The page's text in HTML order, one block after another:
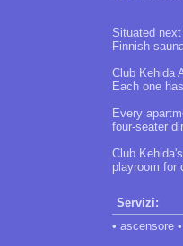
Situated
Finnish
Club Kehida
Each one
Every
four-seater
Club
playroom for
Servizi:
• ascensore